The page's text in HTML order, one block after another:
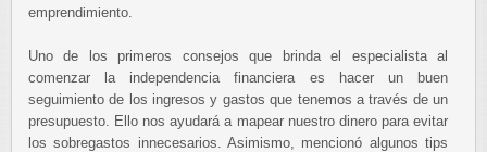
emprendimiento.
Uno de los primeros consejos que brinda el especialista al
comenzar la independencia financiera es hacer un buen
seguimiento de los ingresos y gastos que tenemos a través de un
presupuesto. Ello nos ayudará a mapear nuestro dinero para evitar
los sobregastos innecesarios. Asimismo, mencionó algunos tips